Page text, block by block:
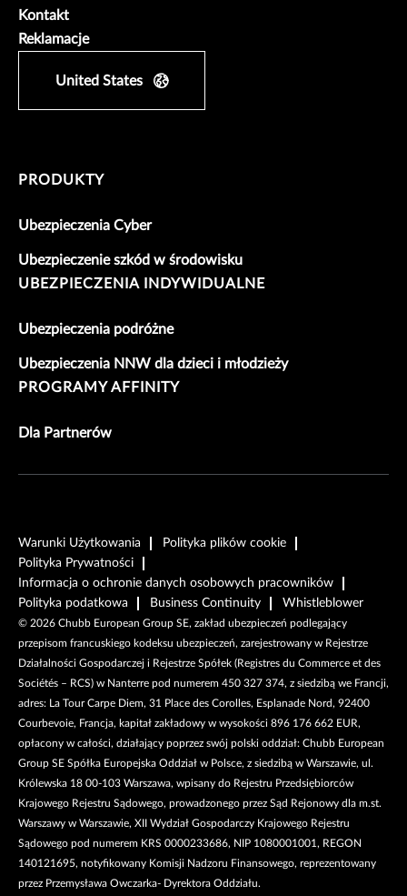
Kontakt
Reklamacje
United States
PRODUKTY
Ubezpieczenia Cyber
Ubezpieczenie szkód w środowisku
UBEZPIECZENIA INDYWIDUALNE
Ubezpieczenia podróżne
Ubezpieczenia NNW dla dzieci i młodzieży
PROGRAMY AFFINITY
Dla Partnerów
Warunki Użytkowania
Polityka plików cookie
Polityka Prywatności
Informacja o ochronie danych osobowych pracowników
Polityka podatkowa
Business Continuity Whistleblower
© 2026 Chubb European Group SE, zakład ubezpieczeń podlegający
przepisom francuskiego kodeksu ubezpieczeń, zarejestrowany w Rejestrze
Działalności Gospodarczej i Rejestrze Spółek (Registres du Commerce et des
Sociétés – RCS) w Nanterre pod numerem 450 327 374, z siedzibą we Francji,
adres: La Tour Carpe Diem, 31 Place des Corolles, Esplanade Nord, 92400
Courbevoie, Francja, kapitał zakładowy w wysokości 896 176 662 EUR,
opłacony w całości, działający poprzez swój polski oddział: Chubb European
Group SE Spółka Europejska Oddział w Polsce, z siedzibą w Warszawie, ul.
Królewska 18 00-103 Warszawa, wpisany do Rejestru Przedsiębiorców
Krajowego Rejestru Sądowego, prowadzonego przez Sąd Rejonowy dla m.st.
Warszawy w Warszawie, XII Wydział Gospodarczy Krajowego Rejestru
Sądowego pod numerem KRS 0000233686, NIP 1080001001, REGON
140121695, notyfikowany Komisji Nadzoru Finansowego, reprezentowany
przez Przemysława Owczarka- Dyrektora Oddziału.